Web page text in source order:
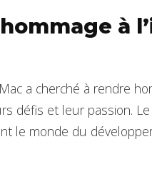
à
a cherché à rendre
défis et leur passion.
le monde du